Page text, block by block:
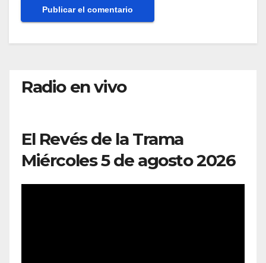
Radio en vivo
El Revés de la Trama
Miércoles 5 de agosto 2026